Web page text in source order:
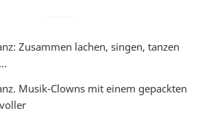
Zusammen lachen, singen, tanzen
Musik-Clowns mit einem gepackten